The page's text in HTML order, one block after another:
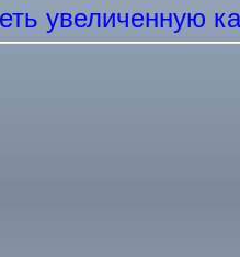
увеличенную